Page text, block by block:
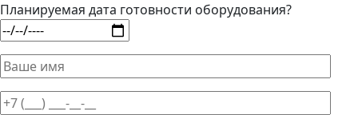
Планируемая дата готовности оборудования?